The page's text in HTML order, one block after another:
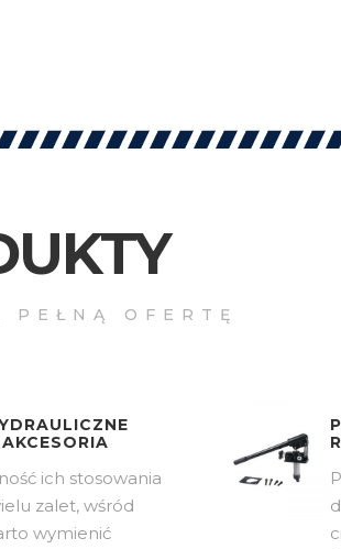
PEŁNĄ OFERTĘ
ich stosowania
zalet, wśród
wymienić